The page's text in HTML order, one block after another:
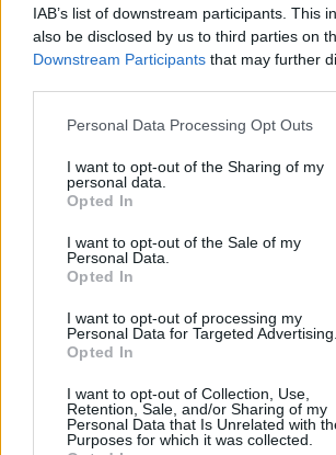
IAB’s list of downstream participants. This
also be disclosed by us to third parties on
Downstream Participants that may further
Personal Data Processing Opt Outs
I want to opt-out of the Sharing of my
personal data.
Opted In
I want to opt-out of the Sale of my
Personal Data.
Opted In
I want to opt-out of processing my
Personal Data for Targeted Advertising.
Opted In
I want to opt-out of Collection, Use,
Retention, Sale, and/or Sharing of my
Personal Data that Is Unrelated with
Purposes for which it was collected.
Nainstaloval jsem si také multimediální
rozlišení menu bylo 1080p. Vše
originálním playerem pro KODI.